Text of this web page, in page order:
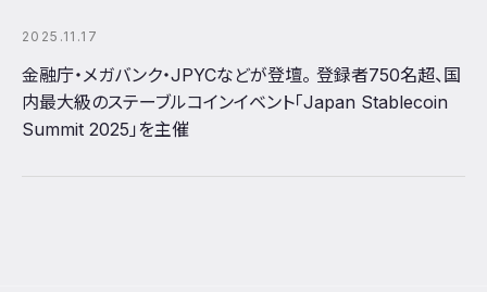
2025.11.17
金融庁・メガバンク・JPYCなどが登壇。 登録者750名超、国
内最大級のステーブルコインイベント「Japan Stablecoin
Summit 2025」を主催